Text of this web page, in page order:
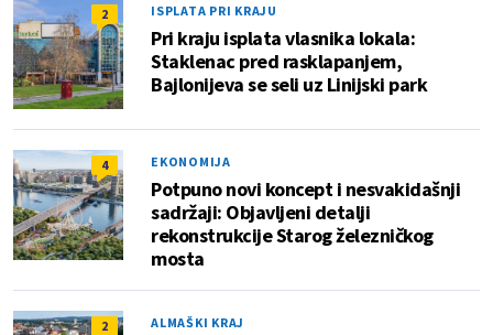
2 ISPLATA PRI KRAJU
Pri kraju isplata vlasnika lokala:
Staklenac pred rasklapanjem,
Bajlonijeva se seli uz Linijski park
4 EKONOMIJA
Potpuno novi koncept i nesvakidašnji
sadržaji: Objavljeni detalji
rekonstrukcije Starog železničkog
mosta
2 ALMAŠKI KRAJ